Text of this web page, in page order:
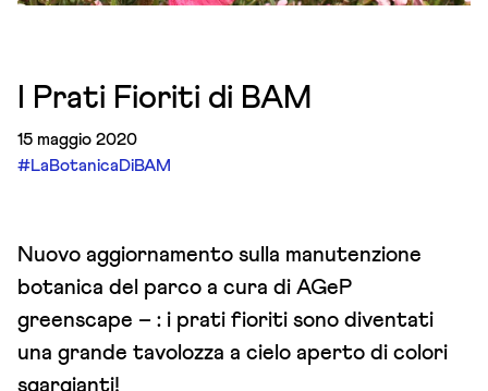
I Prati Fioriti di BAM
15 maggio 2020
#LaBotanicaDiBAM
Nuovo aggiornamento sulla manutenzione
botanica del parco a cura di AGeP
greenscape – : i prati fioriti sono diventati
una grande tavolozza a cielo aperto di colori
sgargianti!